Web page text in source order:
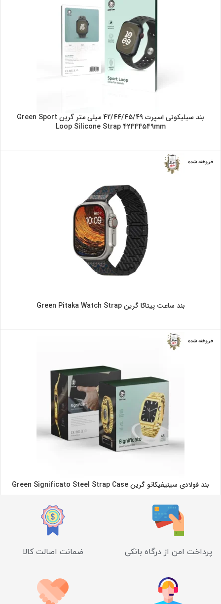
بند سیلیکونی اسپرت 42/44/45/49 میلی متر گرین Green Sport
Loop Silicone Strap 42444549mm
فروخته شده
بند ساعت پیتاکا گرین Green Pitaka Watch Strap
فروخته شده
بند فولادی سینیفیکاتو گرین Green Significato Steel Strap Case
پرداخت امن از درگاه بانکی ضمانت اصالت کالا